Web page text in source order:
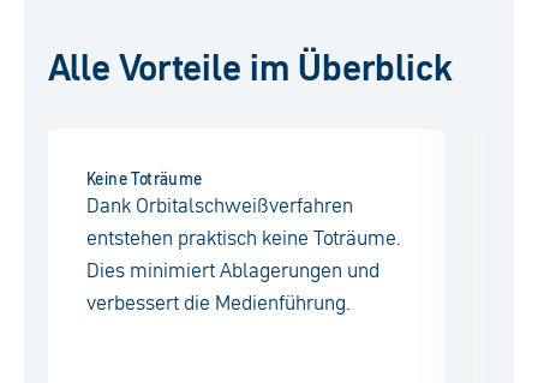
Alle Vorteile im Überblick
Keine Toträume
Dank Orbitalschweißverfahren
entstehen praktisch keine Toträume.
Dies minimiert Ablagerungen und
verbessert die Medienführung.